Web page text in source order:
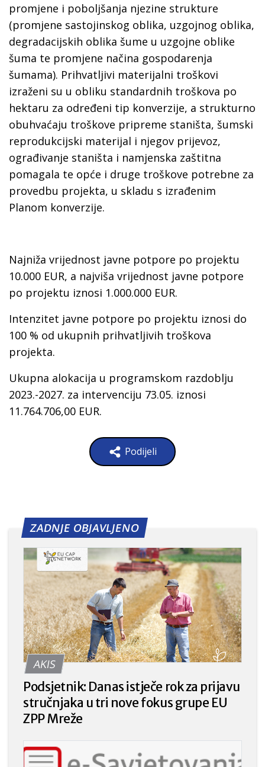
promjene i poboljšanja njezine strukture
(promjene sastojinskog oblika, uzgojnog oblika,
degradacijskih oblika šume u uzgojne oblike
šuma te promjene načina gospodarenja
šumama). Prihvatljivi materijalni troškovi
izraženi su u obliku standardnih troškova po
hektaru za određeni tip konverzije, a strukturno
obuhvaćaju troškove pripreme staništa, šumski
reprodukcijski materijal i njegov prijevoz,
ograđivanje staništa i namjenska zaštitna
pomagala te opće i druge troškove potrebne za
provedbu projekta, u skladu s izrađenim
Planom konverzije.
Najniža vrijednost javne potpore po projektu
10.000 EUR, a najviša vrijednost javne potpore
po projektu iznosi 1.000.000 EUR.
Intenzitet javne potpore po projektu iznosi do
100 % od ukupnih prihvatljivih troškova
projekta.
Ukupna alokacija u programskom razdoblju
2023.-2027. za intervenciju 73.05. iznosi
11.764.706,00 EUR.
Podijeli
ZADNJE OBJAVLJENO
AKIS
Podsjetnik: Danas istječe rok za prijavu
stručnjaka u tri nove fokus grupe EU
ZPP Mreže